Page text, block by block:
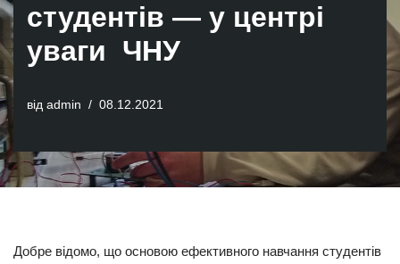
студентів — у центрі
уваги ЧНУ
від admin 08.12.2021
Добре відомо, що основою ефективного навчання студентів